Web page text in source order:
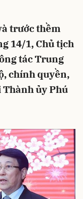
trước thềm
14/1, Chủ tịch
tác Trung
chính quyền,
ủy Phú